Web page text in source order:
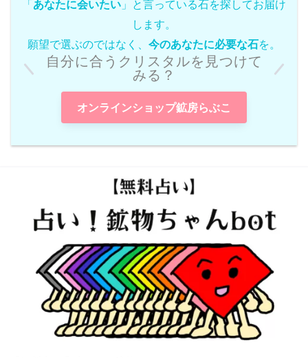
「 あなたに会いたい 」と言っている石を探してお届け
します。
願望で選ぶのではなく、 今のあなたに必要な石を。
自分に合うクリスタルを見つけて
みる？
オンラインショップ鉱房らぶこ